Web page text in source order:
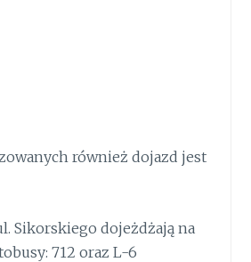
również dojazd jest
Sikorskiego dojeżdżają na
712 oraz L-6